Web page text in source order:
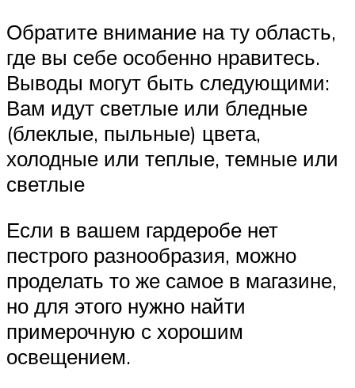
Обратите внимание на ту область,
где вы себе особенно нравитесь.
Выводы могут быть следующими:
Вам идут светлые или бледные
(блеклые, пыльные) цвета,
холодные или теплые, темные или
светлые
Если в вашем гардеробе нет
пестрого разнообразия, можно
проделать то же самое в магазине,
но для этого нужно найти
примерочную с хорошим
освещением.